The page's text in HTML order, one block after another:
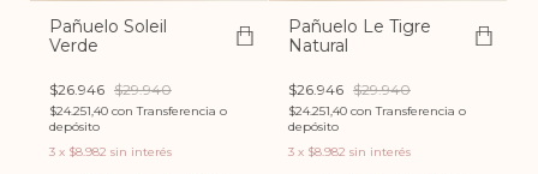
Pañuelo Soleil
Verde
$26.946 $29.940
$24.251,40 con Transferencia o
depósito
3 x $8.982 sin interés
Pañuelo Le Tigre
Natural
$26.946 $29.940
$24.251,40 con Transferencia o
depósito
3 x $8.982 sin interés